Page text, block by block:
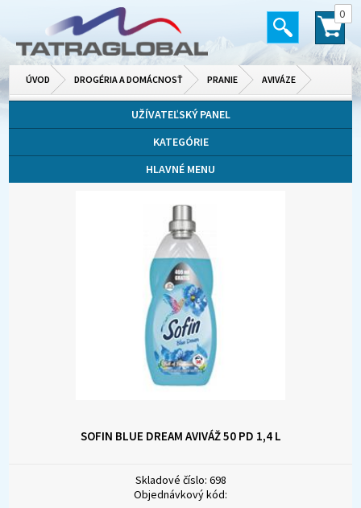
0
ÚVOD DROGÉRIA A DOMÁCNOSŤ PRANIE AVIVÁZE
UŽÍVATEĽSKÝ PANEL
KATEGÓRIE
HLAVNÉ MENU
SOFIN BLUE DREAM AVIVÁŽ 50 PD 1,4 L
Skladové číslo: 698
Objednávkový kód: